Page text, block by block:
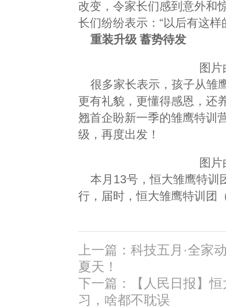
改变，令家长们感到意外和
长们纷纷表示：“以后有这
重装升级 蓄势待发
图
很多家长表示，孩子从
更有礼貌，更懂得感恩，还
翘首企盼新一季的雏鹰特训
级，再度出发！
图
本月13号，恒大雏鹰特训
行，届时，恒大雏鹰特训团
上一篇：科技五月·全家
夏天！
下一篇：【人民日报】
习，啥都不耽误